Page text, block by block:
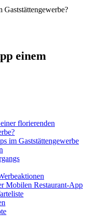
einem
florierenden
im Gaststättengewerbe
Mobilen Restaurant-App